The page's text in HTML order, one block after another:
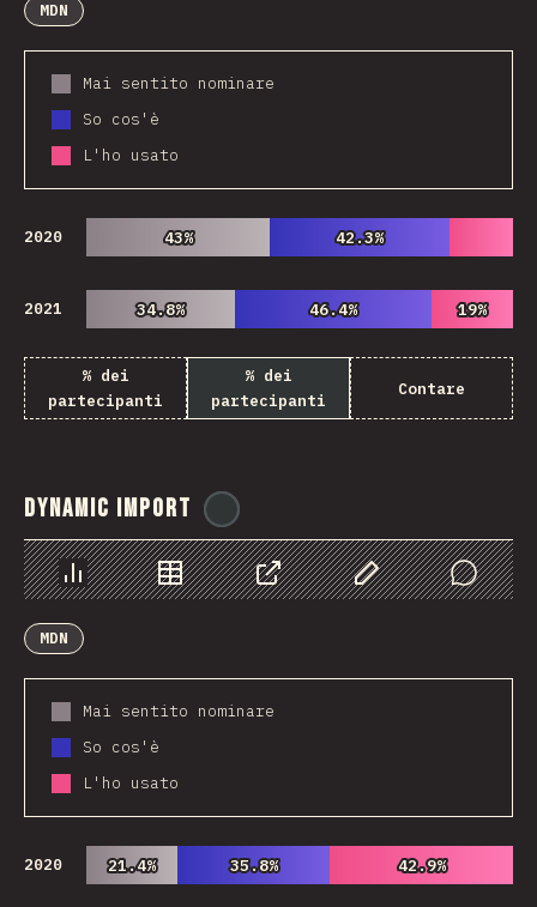
MDN
Mai sentito nominare
So cos'è
L'ho usato
2020 43%
43% 42.3%
42.3%
2021 34.8%
34.8% 46.4%
46.4% 19%
19%
% dei
partecipanti
% dei
partecipanti
Contare
Dynamic Import
Grafico Dati CondividerePersonalizza i dati
Comments
MDN
Mai sentito nominare
So cos'è
L'ho usato
2020 21.4%
21.4% 35.8%
35.8% 42.9%
42.9%